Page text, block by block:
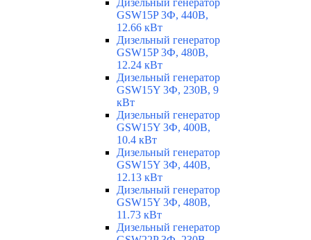
Дизельный генератор
GSW15P 3Ф, 440В,
12.66 кВт
Дизельный генератор
GSW15P 3Ф, 480В,
12.24 кВт
Дизельный генератор
GSW15Y 3Ф, 230В, 9
кВт
Дизельный генератор
GSW15Y 3Ф, 400В,
10.4 кВт
Дизельный генератор
GSW15Y 3Ф, 440В,
12.13 кВт
Дизельный генератор
GSW15Y 3Ф, 480В,
11.73 кВт
Дизельный генератор